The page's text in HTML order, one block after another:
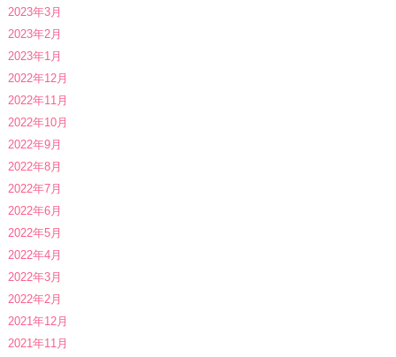
2023年3月
2023年2月
2023年1月
2022年12月
2022年11月
2022年10月
2022年9月
2022年8月
2022年7月
2022年6月
2022年5月
2022年4月
2022年3月
2022年2月
2021年12月
2021年11月